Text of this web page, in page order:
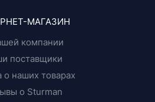
МАГАЗИН
компании
поставщики
о наших товарах
о Sturman